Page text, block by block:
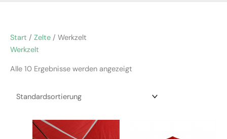
Start / Zelte / Werkzelt
Werkzelt
Alle 10 Ergebnisse werden angezeigt
Preisspanne:
Dieses